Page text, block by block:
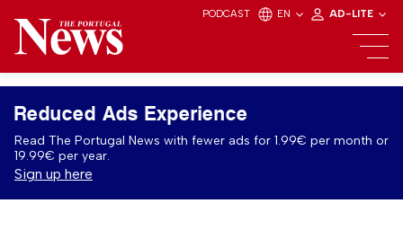
PODCAST EN AD-LITE
Reduced Ads Experience
Read The Portugal News with fewer ads for 1.99€ per month or
19.99€ per year.
Sign up here